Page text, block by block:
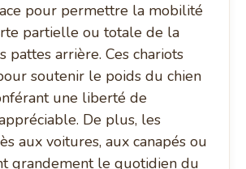
pour permettre la mobilité
partielle ou totale de la
pattes arrière. Ces chariots
soutenir le poids du chien
une liberté de
De plus, les
aux voitures, aux canapés ou
grandement le quotidien du